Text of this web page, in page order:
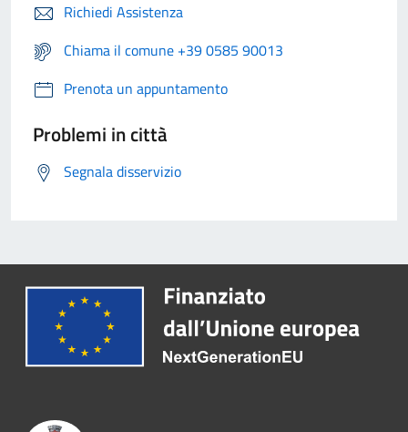
Richiedi Assistenza
Chiama il comune +39 0585 90013
Prenota un appuntamento
Problemi in città
Segnala disservizio